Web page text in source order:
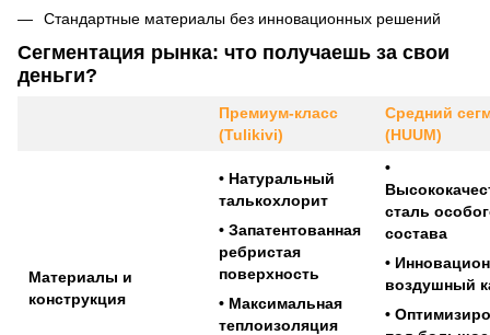
Стандартные материалы без инновационных решений
Сегментация рынка: что получаешь за свои
деньги?
Премиум-класс
(Tulikivi)
Средний
(HUUM)
Материалы и
конструкция
• Натуральный
талькохлорит
• Запатентованная
ребристая
поверхность
• Максимальная
теплоизоляция
•
сталь
состава
•
воздушный
•